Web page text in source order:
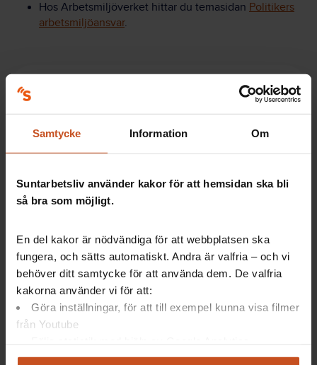
Samtycke Information Om
Suntarbetsliv använder kakor för att hemsidan ska bli
så bra som möjligt.
En del kakor är nödvändiga för att webbplatsen ska
fungera, och sätts automatiskt. Andra är valfria – och vi
behöver ditt samtycke för att använda dem. De valfria
kakorna använder vi för att:
Göra inställningar, för att till exempel kunna visa filmer
från Youtube
Analysera trafik för att kunna visa riktad information
Hos Arbetsmiljöverket hittar du temasidan Politikers
arbetsmiljöansvar.
Hos Suntarbetsliv finns kostnadsfria utbildningar,
verktyg och mycket mer för ert arbetsmiljöarbete.
arbetsmiljö. Ta en titt på:
arbetsmiljöarbete
Chefoskopet– rusta organisationen så att chefer får
en bra arbetsmiljö och därmed kan göra sin del i
arbetsmiljarbetet
OSA-utbildningen